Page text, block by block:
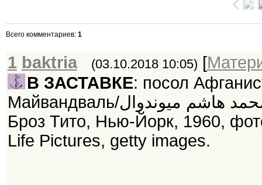
Всего комментариев: 1
1 baktria (03.10.2018 10:05) [
В ЗАСТАВКЕ: посол
Майвандваль/محمد هاشم میوندوال‎; и президент СФРЮ маршал Йосип
Броз Тито, Нью-Йорк, 1960,
Life Pictures, getty images.